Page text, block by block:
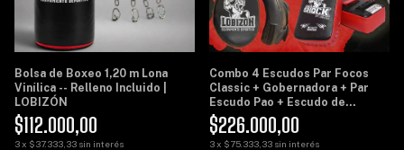
Bolsa de Boxeo 1,20 m Lona
Vinílica -- Relleno Incluido |
LOBIZÓN
$112.000,00
3x $37.333,33 sin interés
Combo 4 Escudos Par Focos
Classic + Gobernadora + Par
Escudo Pao + Escudo de
Potencia Grande - Lobizon
$226.000,00
3x $75.333,33 sin interés